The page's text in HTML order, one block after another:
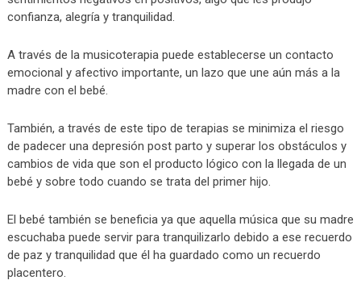
confianza, alegría y tranquilidad.
A través de la musicoterapia puede establecerse un contacto
emocional y afectivo importante, un lazo que une aún más a la
madre con el bebé.
También, a través de este tipo de terapias se minimiza el riesgo
de padecer una depresión post parto y superar los obstáculos y
cambios de vida que son el producto lógico con la llegada de un
bebé y sobre todo cuando se trata del primer hijo.
El bebé también se beneficia ya que aquella música que su madre
escuchaba puede servir para tranquilizarlo debido a ese recuerdo
de paz y tranquilidad que él ha guardado como un recuerdo
placentero.